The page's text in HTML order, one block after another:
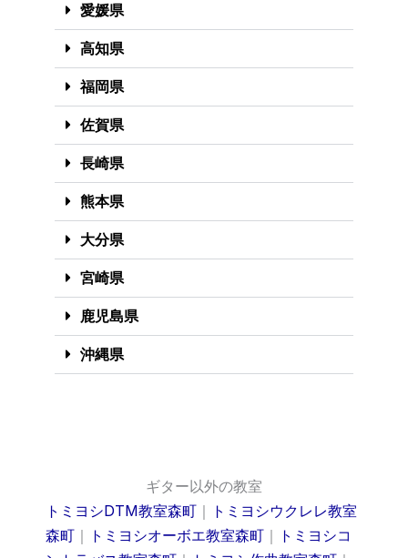
愛媛県
高知県
福岡県
佐賀県
長崎県
熊本県
大分県
宮崎県
鹿児島県
沖縄県
ギター以外の教室
トミヨシDTM教室森町 ｜ トミヨシウクレレ教室
森町 ｜ トミヨシオーボエ教室森町 ｜ トミヨシコ